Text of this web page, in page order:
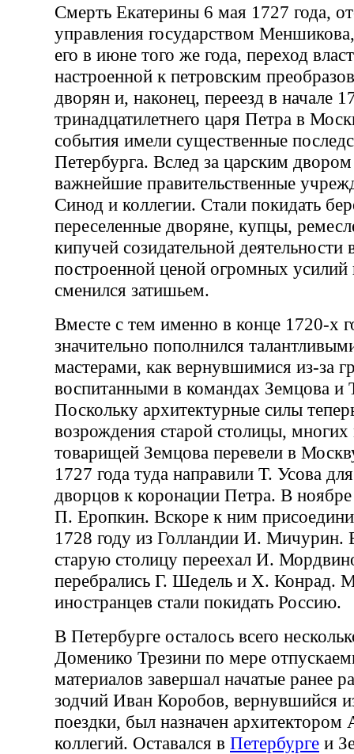
Смерть Екатерины 6 мая 1727 года,
управления государством
его в июне того же года, переход
настроенной к петровским
дворян и, наконец, переезд в начале
тринадцатилетнего царя Петра в
события имели существенные
Петербурга. Вслед за царским
важнейшие правительственные
Синод и коллегии. Стали покидать
переселенные дворяне, купцы,
кипучей созидательной деятельности
построенной ценой огромных усилий
сменился затишьем.
Вместе с тем именно в конце 1720-х
значительно пополнился
мастерами, как вернувшимися из-за
воспитанными в командах Земцова и
Поскольку архитектурные силы
возрождения старой столицы,
товарищей Земцова перевели в
1727 года туда направили Т. Усова
дворцов к коронации Петра. В
П. Еропкин. Вскоре к ним
1728 году из Голландии И. Мичурин.
старую столицу переехал И.
перебрались Г. Шедель и X. Конрад.
иностранцев стали покидать Россию.
В Петербурге осталось всего
Доменико Трезини по мере
материалов завершал начатые ранее
зодчий Иван Коробов, вернувшийся
поездки, был назначен архитектором
коллегий. Оставался в Петербурге и